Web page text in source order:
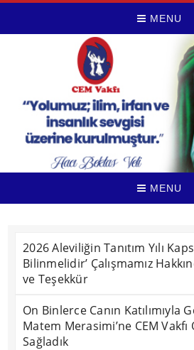
MENU
MENU
2026 Aleviliğin Tanıtım Yılı
Bilinmelidir’ Çalışmamız
ve Teşekkür
On Binlerce Canın Katılımıyla
Matem Merasimi’ne CEM Vakfı
Sağladık